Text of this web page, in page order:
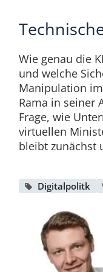
Wie genau die
und welche
Manipulation
Rama in seiner
Frage, wie
virtuellen
bleibt zunächst
Digitalpolitk